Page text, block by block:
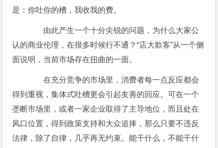
是：你吐你的槽，我收我的费。
由此产生一个十分尖锐的问题，为什么大家公
认的商业伦理，在很多时候行不通？“店大欺客”从一个侧
面说明，当前市场存在扭曲的一面。
在充分竞争的市场里，消费者每一点反应都会
得到重视，集体式吐槽更会引起友善的回应。可在一个
垄断市场里，或者一家企业取得了主导地位，而且处在
风口位置，得到政策支持和大众追捧，那么只要不违反
法律，除了自律，几乎再无约束。能干什么，不能干什